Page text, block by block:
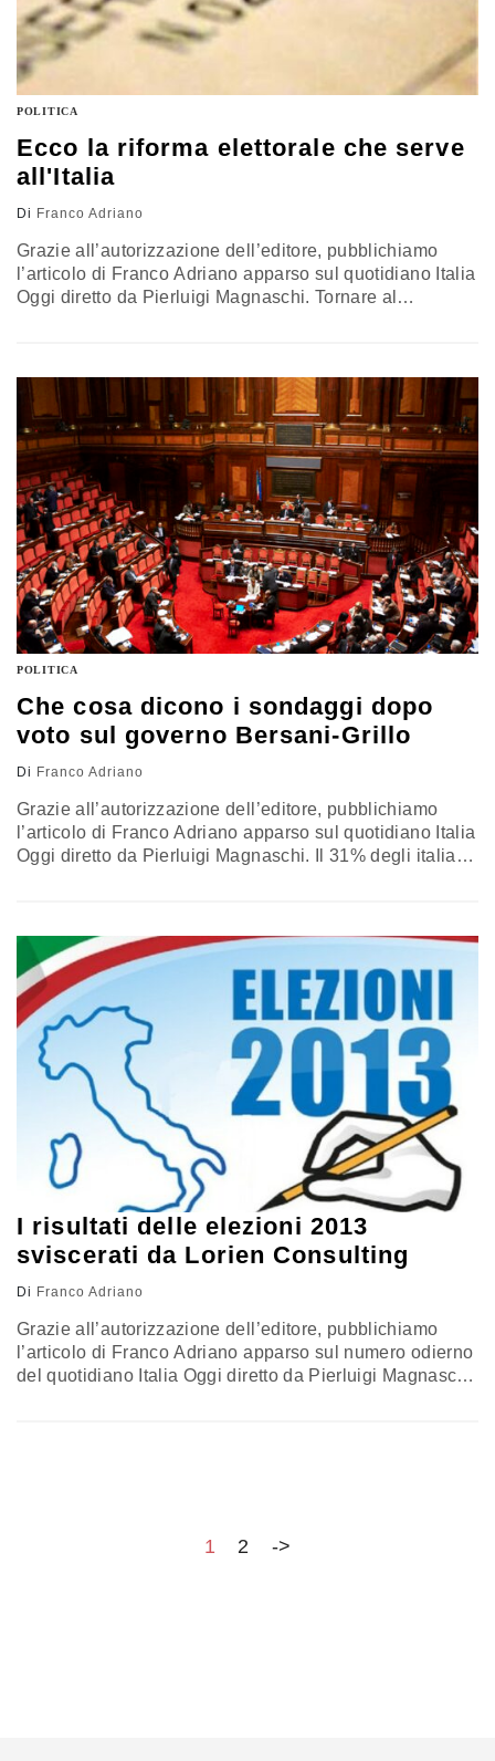
POLITICA
Ecco la riforma elettorale che serve
all'Italia
Di Franco Adriano
Grazie all’autorizzazione dell’editore, pubblichiamo
l’articolo di Franco Adriano apparso sul quotidiano Italia
Oggi diretto da Pierluigi Magnaschi. Tornare al
Arturo Parisi (con Romano Prodi e Walter Veltroni)
avrebbe voluto tornare al sistema elettorale
preesistente, ossia lo stesso…
POLITICA
Che cosa dicono i sondaggi dopo
voto sul governo Bersani-Grillo
Di Franco Adriano
Grazie all’autorizzazione dell’editore, pubblichiamo
l’articolo di Franco Adriano apparso sul quotidiano Italia
Oggi diretto da Pierluigi Magnaschi. Il 31% degli italiani,
in massa alle urne. La voglia di partecipazione è alle…
I risultati delle elezioni 2013
sviscerati da Lorien Consulting
Di Franco Adriano
Grazie all’autorizzazione dell’editore, pubblichiamo
l’articolo di Franco Adriano apparso sul numero odierno
del quotidiano Italia Oggi diretto da Pierluigi Magnaschi.
1 2 ->